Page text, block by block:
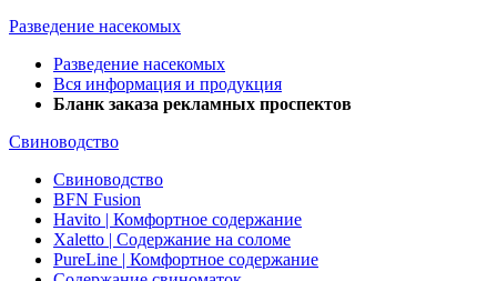
Разведение насекомых
Разведение насекомых
Вся информация и продукция
Бланк заказа рекламных проспектов
Свиноводство
Свиноводство
BFN Fusion
Havito | Комфортное содержание
Xaletto | Содержание на соломе
PureLine | Комфортное содержание